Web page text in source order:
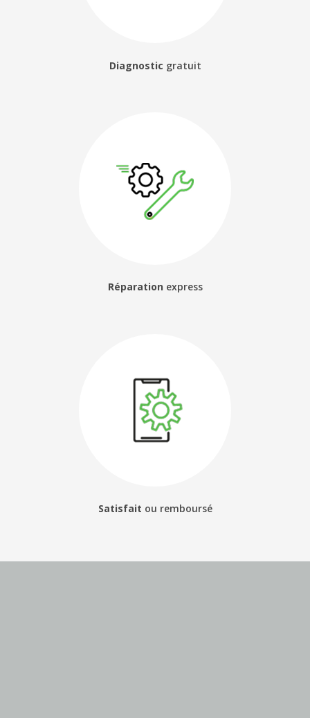
Diagnostic gratuit
Réparation express
Satisfait ou remboursé